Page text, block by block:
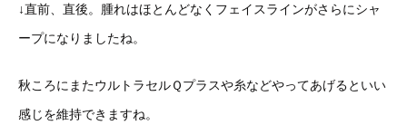
↓直前、直後。腫れはほとんどなくフェイスラインがさらにシャ
ープになりましたね。
秋ころにまたウルトラセルＱプラスや糸などやってあげるといい
感じを維持できますね。